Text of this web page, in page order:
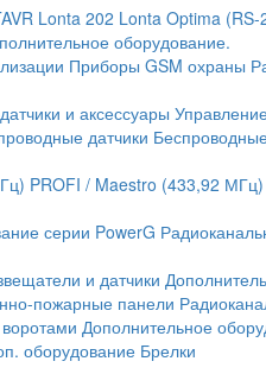
Lonta 202 Lonta Optima (RS-
оборудование.
Приборы GSM охраны
и аксессуары
датчики
PROFI / Maestro (433,92 МГц)
серии PowerG
и датчики
пожарные панели
Дополнительное
оборудование Брелки